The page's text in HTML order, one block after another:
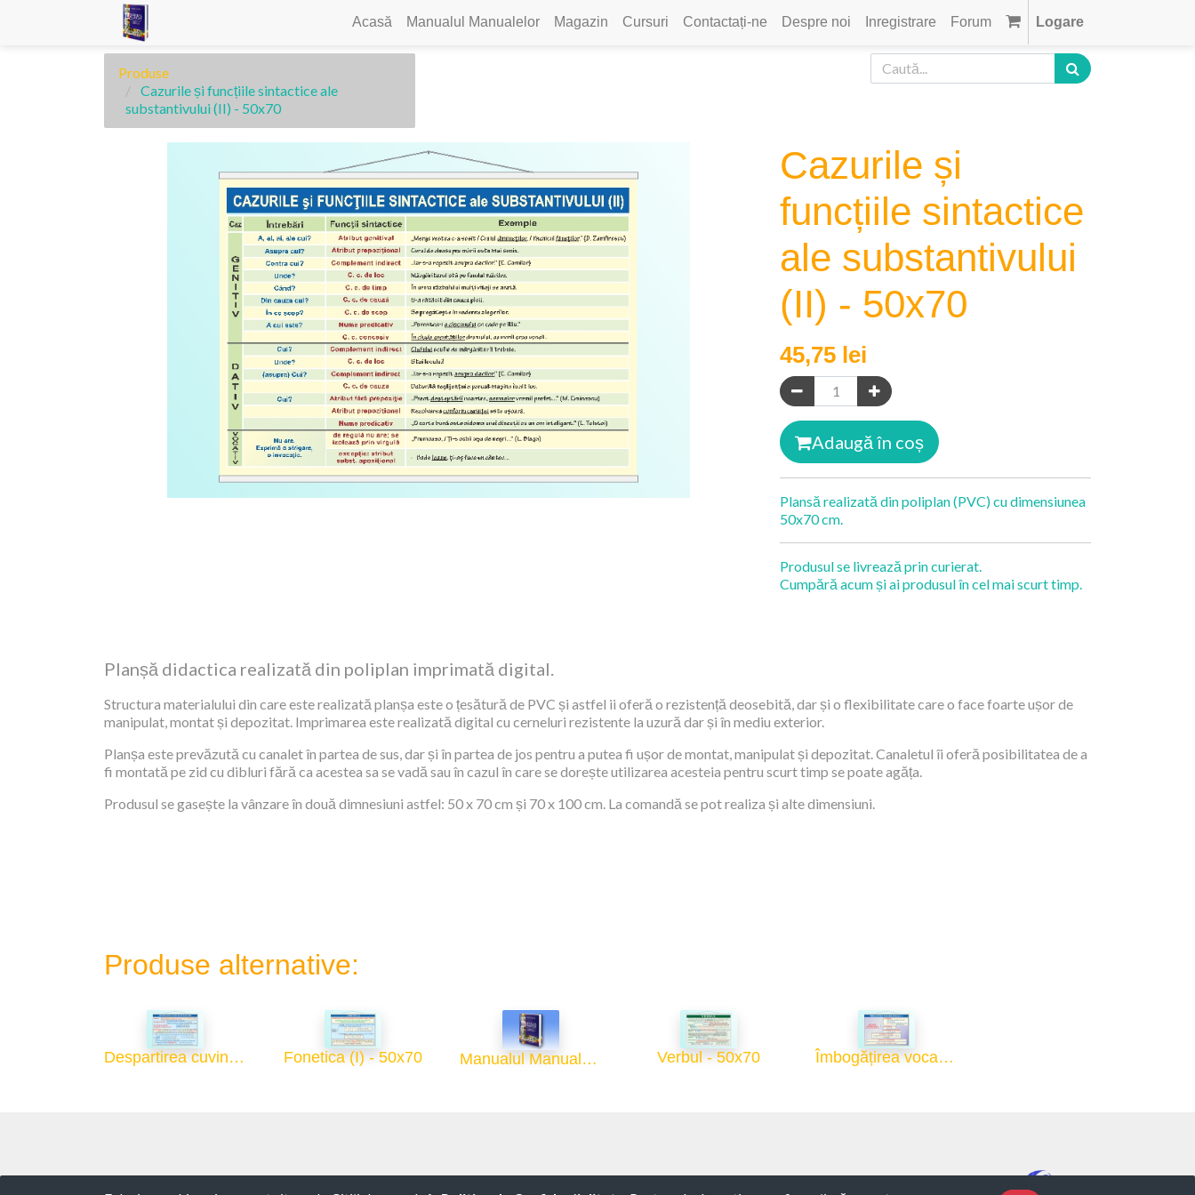
Acasă Manualul Manualelor Magazin Cursuri Contactați-ne Despre noi Inregistrare Forum Logare
Produse
Cazurile și funcțiile sintactice ale
substantivului (II) - 50x70
Cazurile și
funcțiile sintactice
ale substantivului
(II) - 50x70
45,75 lei
Adaugă în coș
Plansă realizată din poliplan (PVC) cu dimensiunea
50x70 cm.
Produsul se livrează prin curierat.
Cumpără acum și ai produsul în cel mai scurt timp.
Planșă didactica realizată din poliplan imprimată digital.
Structura materialului din care este realizată planșa este o țesătură de PVC și astfel ii oferă o rezistență deosebită, dar și o flexibilitate care o face foarte ușor de
manipulat, montat și depozitat. Imprimarea este realizată digital cu cerneluri rezistente la uzură dar și în mediu exterior.
Planșa este prevăzută cu canalet în partea de sus, dar și în partea de jos pentru a putea fi ușor de montat, manipulat și depozitat. Canaletul îi oferă posibilitatea de a
fi montată pe zid cu dibluri fără ca acestea sa se vadă sau în cazul în care se dorește utilizarea acesteia pentru scurt timp se poate agăța.
Produsul se gasește la vânzare în două dimnesiuni astfel: 50 x 70 cm și 70 x 100 cm. La comandă se pot realiza și alte dimensiuni.
Produse alternative:
Despartirea cuvintelor in silabe (I) - 50x70 Fonetica (I) - 50x70 Manualul Manualelor Verbul - 50x70 Îmbogățirea vocabularului (I) - 50x70
Developed by Osobi ERP